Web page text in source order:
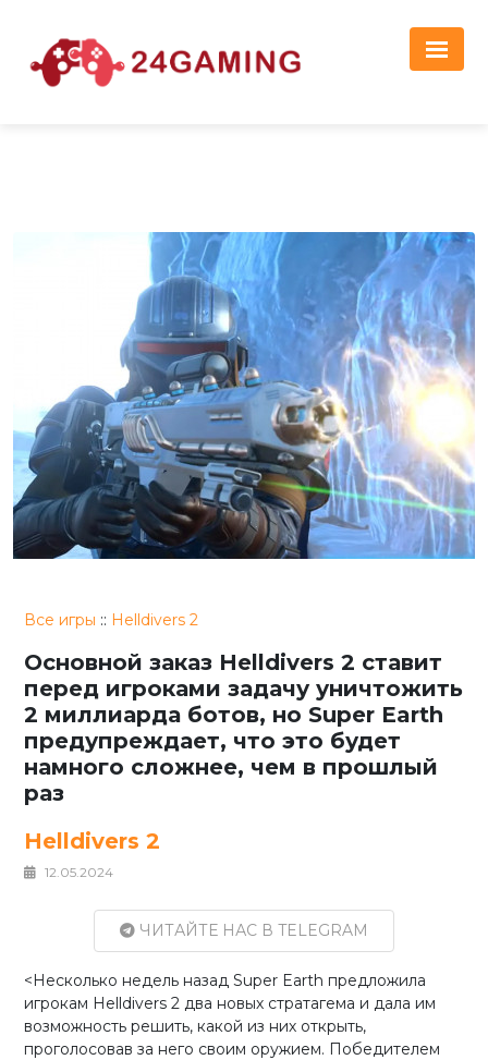
Все игры :: Helldivers 2
Основной заказ Helldivers 2 ставит
перед игроками задачу уничтожить
2 миллиарда ботов, но Super Earth
предупреждает, что это будет
намного сложнее, чем в прошлый
раз
Helldivers 2
12.05.2024
ЧИТАЙТЕ НАС В TELEGRAM
<Несколько недель назад Super Earth предложила
игрокам Helldivers 2 два новых стратагема и дала им
возможность решить, какой из них открыть,
проголосовав за него своим оружием. Победителем